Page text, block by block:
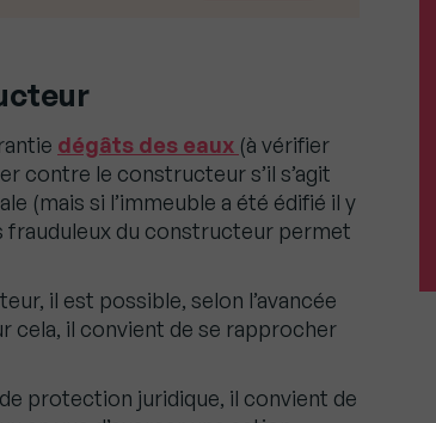
dégâts des eaux (à vérifier
contre le constructeur s’il s’agit
(mais si l’immeuble a été édifié il y
frauduleux du constructeur permet
il est possible, selon l’avancée
cela, il convient de se rapprocher
protection juridique, il convient de